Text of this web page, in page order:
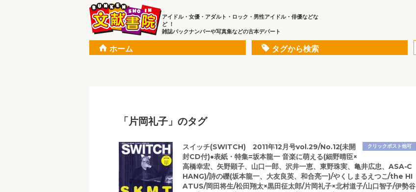
アイドル・女優・アダルト・ロック・男性アイドル・俳優などな
ど ！
雑誌バックナンバーや写真集などの古本デパート
ホーム タグから検索
「片岡礼子」のタグ
クリックポスト他可
スイッチ(SWITCH) 2011年12月号vol.29/No.12(未開
封CD付)●表紙・特集=坂本龍一 音楽に萌える(細野晴臣×
高橋幸宏、矢野顕子、山口一郎、沢井一恵、東野珠実、亀井広忠、ASA-C
HANG)/詩の礫(坂本龍一、大友良英、和合亮一)/やくしまるえつこ/the HI
ATUS/岡田将生/松田翔太×黒田征太郎/片岡礼子×北村道子/山口智子/伊勢谷